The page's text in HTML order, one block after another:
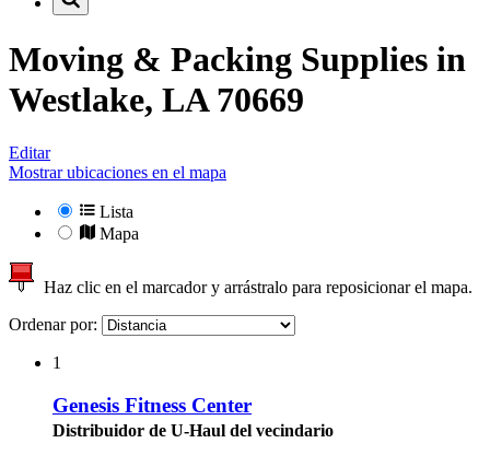
Moving & Packing Supplies in
Westlake, LA 70669
Editar
Mostrar ubicaciones en el mapa
Lista
Mapa
Haz clic en el marcador y arrástralo para reposicionar el mapa.
Ordenar por:
1
Genesis Fitness Center
Distribuidor de U-Haul del vecindario